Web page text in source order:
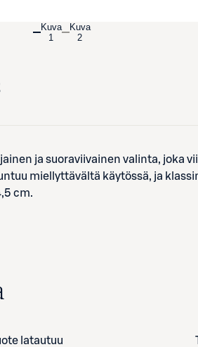
Kuva
1
Kuva
2
ja suoraviivainen valinta, joka
miellyttävältä käytössä, ja
cm.
latautuu